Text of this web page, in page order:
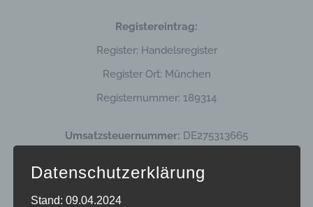
Registereintrag:
Register: Handelsregister
Register Ort: München
Registernummer: 189314
Umsatzsteuernummer: DE275313665
Haftungsausschluss
Datenschutzerklärung
Stand: 09.04.2024